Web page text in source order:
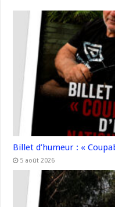
Billet d’humeur : «
5 août 2026